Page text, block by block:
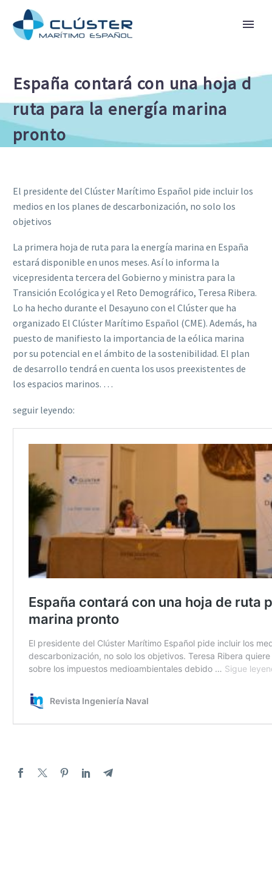
España contará con una hoja d
ruta para la energía marina
pronto
El presidente del Clúster Marítimo Español pide incluir los
medios en los planes de descarbonización, no solo los
objetivos
La primera hoja de ruta para la energía marina en España
estará disponible en unos meses. Así lo informa la
vicepresidenta tercera del Gobierno y ministra para la
Transición Ecológica y el Reto Demográfico, Teresa Ribera.
Lo ha hecho durante el Desayuno con el Clúster que ha
organizado El Clúster Marítimo Español (CME). Además, ha
puesto de manifiesto la importancia de la eólica marina
por su potencial en el ámbito de la sostenibilidad. El plan
de desarrollo tendrá en cuenta los usos preexistentes de
los espacios marinos. …
seguir leyendo: